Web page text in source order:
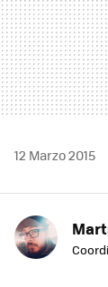
12 Marzo 2015